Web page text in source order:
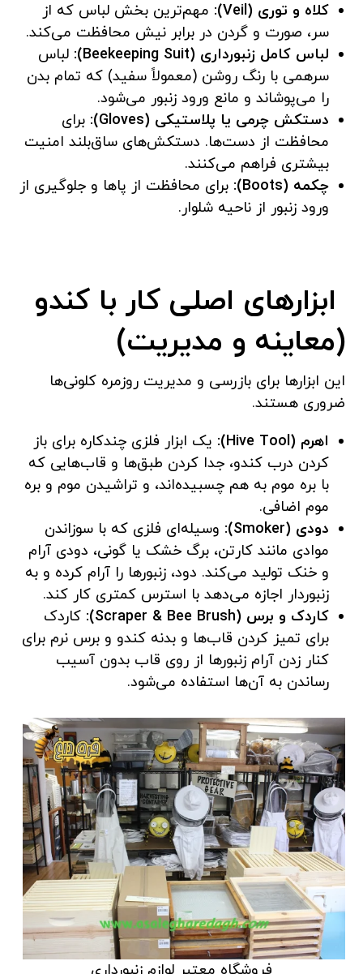
کلاه و توری (Veil):
مهم‌ترین بخش لباس که از
سر، صورت و گردن در برابر نیش محافظت می‌کند.
لباس کامل زنبورداری (Beekeeping Suit):
لباس
سرهمی با رنگ روشن (معمولاً سفید) که تمام بدن
را می‌پوشاند و مانع ورود زنبور می‌شود.
دستکش چرمی یا پلاستیکی (Gloves):
برای
محافظت از دست‌ها. دستکش‌های ساق‌بلند امنیت
بیشتری فراهم می‌کنند.
چکمه (Boots):
برای محافظت از پاها و جلوگیری از
ورود زنبور از ناحیه شلوار.
ابزارهای اصلی کار با کندو
(معاینه و مدیریت)
این ابزارها برای بازرسی و مدیریت روزمره کلونی‌ها
ضروری هستند.
اهرم (Hive Tool):
یک ابزار فلزی چندکاره برای باز
کردن درب کندو، جدا کردن طبق‌ها و قاب‌هایی که
با بره موم به هم چسبیده‌اند، و تراشیدن موم و بره
موم اضافی.
دودی (Smoker):
وسیله‌ای فلزی که با سوزاندن
موادی مانند کارتن، برگ خشک یا گونی، دودی آرام
و خنک تولید می‌کند. دود، زنبورها را آرام کرده و به
زنبوردار اجازه می‌دهد با استرس کمتری کار کند.
کاردک و برس (Scraper & Bee Brush):
کاردک
برای تمیز کردن قاب‌ها و بدنه کندو و برس نرم برای
کنار زدن آرام زنبورها از روی قاب بدون آسیب
رساندن به آن‌ها استفاده می‌شود.